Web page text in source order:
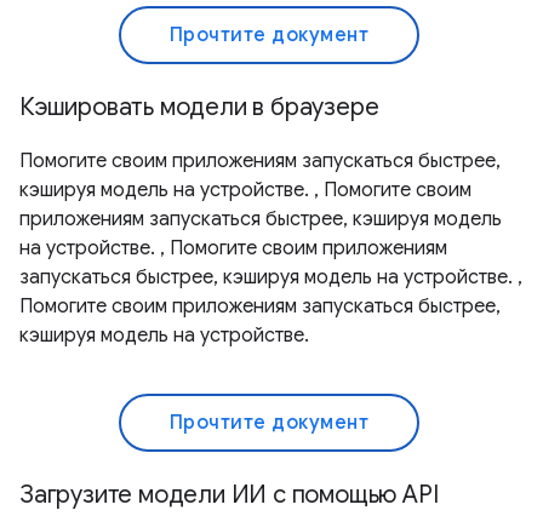
Прочтите документ
Кэшировать модели в браузере
Помогите своим приложениям запускаться быстрее,
кэшируя модель на устройстве. , Помогите своим
приложениям запускаться быстрее, кэшируя модель
на устройстве. , Помогите своим приложениям
запускаться быстрее, кэшируя модель на устройстве. ,
Помогите своим приложениям запускаться быстрее,
кэшируя модель на устройстве.
Прочтите документ
Загрузите модели ИИ с помощью API